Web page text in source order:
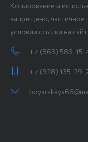
Копирование и
запрещено,
условии ссылки на
+7 (863) 586-15-
+7 (928) 135-29-